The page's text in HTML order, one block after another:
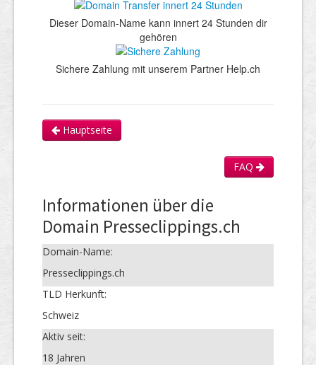
Dieser Domain-Name kann innert 24 Stunden dir
gehören
Sichere Zahlung mit unserem Partner Help.ch
Hauptseite
FAQ
Informationen über die
Domain Presseclippings.ch
Domain-Name:
Presseclippings.ch
TLD Herkunft:
Schweiz
Aktiv seit:
18 Jahren